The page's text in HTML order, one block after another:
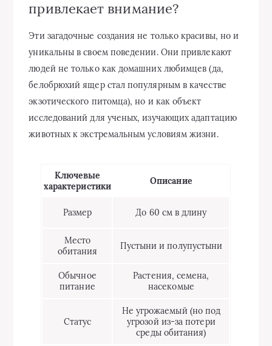
привлекает внимание?
Эти загадочные создания не только красивы, но и
уникальны в своем поведении. Они привлекают
людей не только как домашних любимцев (да,
белобрюхий ящер стал популярным в качестве
экзотического питомца), но и как объект
исследований для ученых, изучающих адаптацию
животных к экстремальным условиям жизни.
Ключевые
характеристики
Описание
Размер До 60 см в длину
Место
обитания
Пустыни и полупустыни
Обычное
питание
Растения, семена,
насекомые
Статус
Не угрожаемый (но под
угрозой из-за потери
среды обитания)